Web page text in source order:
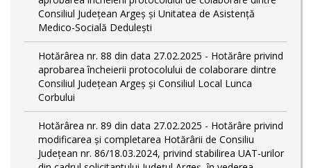
Consiliul Județean Argeș și Unitatea de Asistență
Medico-Socială Dedulești
Hotărârea nr. 88 din data 27.02.2025 - Hotărâre privind
aprobarea încheierii protocolului de colaborare dintre
Consiliul Județean Argeș și Consiliul Local Lunca
Corbului
Hotărârea nr. 89 din data 27.02.2025 - Hotărâre privind
modificarea și completarea Hotărârii de Consiliu
Județean nr. 86/18.03.2024, privind stabilirea UAT-urilor